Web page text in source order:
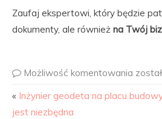
Zaufaj ekspertowi, który będzie
dokumenty, ale również na Twój
Możliwość komentowania
« Inżynier geodeta na placu
jest niezbędna